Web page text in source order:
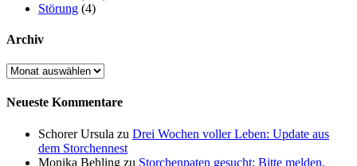
Störung (4)
Archiv
Archiv
Neueste Kommentare
Schorer Ursula zu Drei Wochen voller Leben: Update aus
dem Storchennest
Monika Behling zu Storchenpaten gesucht: Bitte melden.